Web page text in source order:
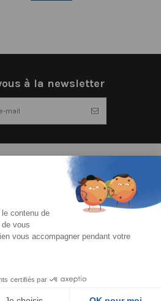
à la newsletter
mc-media.com
contenu de
vous
vous accompagner pendant votre
certifiés par